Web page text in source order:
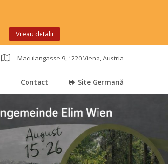
Vreau detalii
Maculangasse 9, 1220 Viena, Austria
Contact Site Germană